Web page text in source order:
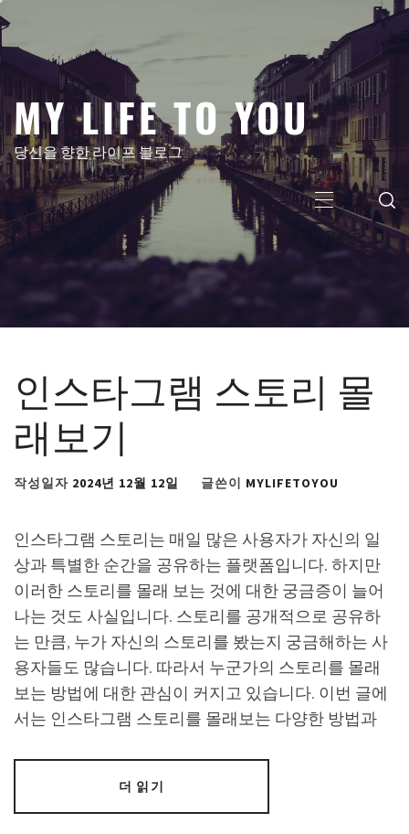
텐
건
뛰
기
MY LIFE TO YOU
당신을 향한 라이프 블로그
주
메
뉴
인스타그램 스토리 몰
래보기
작성일자 2024년 12월 12일 글쓴이 MYLIFETOYOU
인스타그램 스토리는 매일 많은 사용자가 자신의 일
상과 특별한 순간을 공유하는 플랫폼입니다. 하지만
이러한 스토리를 몰래 보는 것에 대한 궁금증이 늘어
나는 것도 사실입니다. 스토리를 공개적으로 공유하
는 만큼, 누가 자신의 스토리를 봤는지 궁금해하는 사
용자들도 많습니다. 따라서 누군가의 스토리를 몰래
보는 방법에 대한 관심이 커지고 있습니다. 이번 글에
서는 인스타그램 스토리를 몰래보는 다양한 방법과
더 읽기